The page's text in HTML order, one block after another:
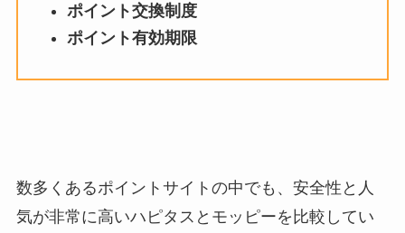
ポイント交換制度
ポイント有効期限
数多くあるポイントサイトの中でも、安全性と人
気が非常に高いハピタスとモッピーを比較してい